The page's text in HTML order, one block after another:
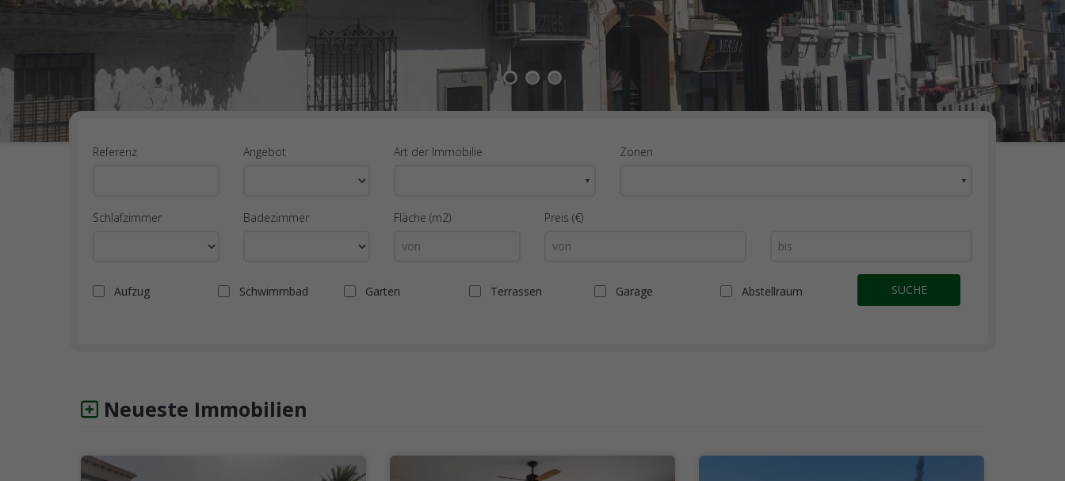
2 3
Referenz Angebot Art der Immobilie
▼
Zonen
▼
Schlafzimmer Badezimmer Fläche (m2) Preis (€)
Aufzug Schwimmbad Garten Terrassen Garage Abstellraum SUCHE
Neueste Immobilien